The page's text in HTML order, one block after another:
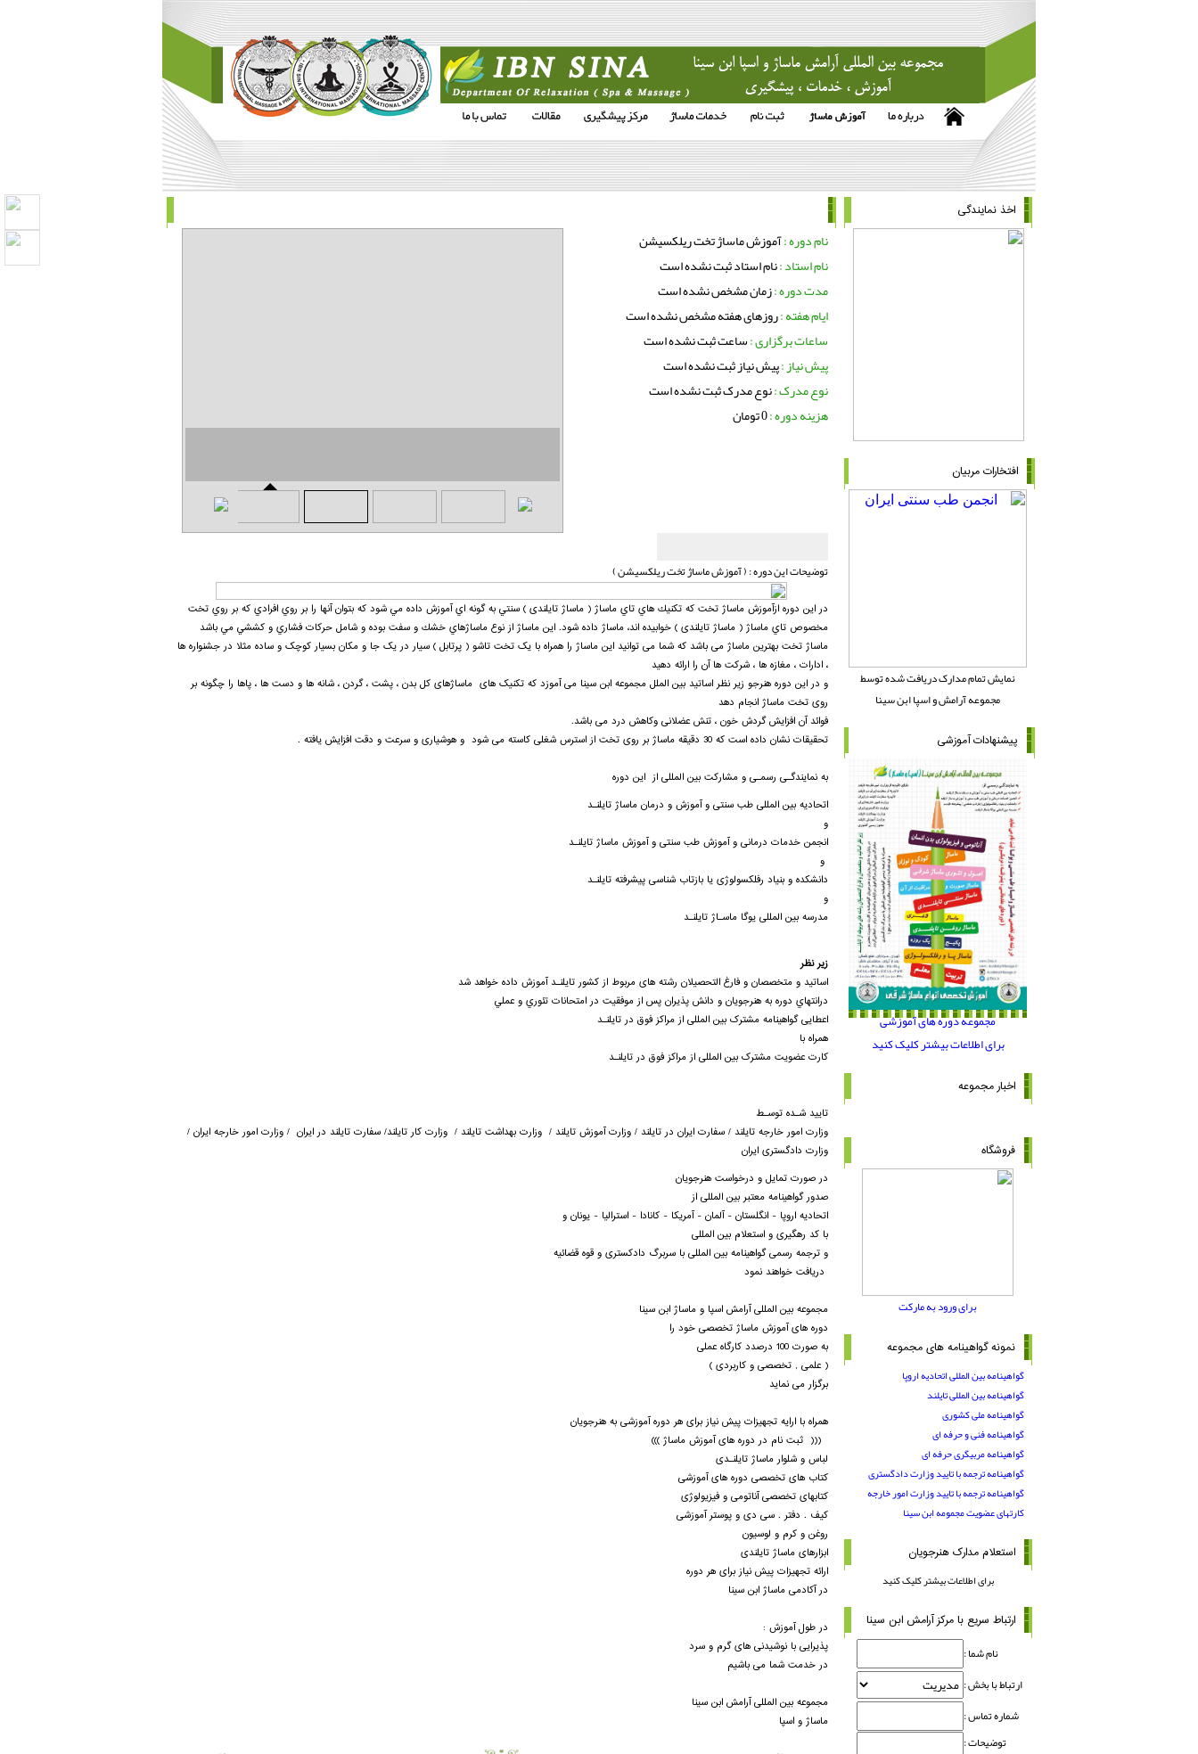
نام دوره :آموزش ماساژ تخت ریلکسیشن
نام استاد :نام استاد ثبت نشده است
مدت دوره :زمان مشخص نشده است
ایام هفته :روزهای هفته مشخص نشده است
ساعات برگزاری :ساعت ثبت نشده است
پیش نیاز :پیش نیاز ثبت نشده است
نوع مدرک :نوع مدرک ثبت نشده است
هزینه دوره :0 تومان
توضیحات این دوره : ( آموزش ماساژ تخت ریلکسیشن )
در اين دوره ازآموزش ماساژ تخت که تكنيك هاي تاي ماساژ ( ماساژ تایلندی ) سنتي به گونه اي آموزش داده مي شود كه بتوان آنها را بر روي افرادي كه بر روي تخت
مخصوص تاي ماساژ ( ماساژ تایلندی ) خوابیده اند، ماساژ داده شود. اين ماساژ از نوع ماساژهاي خشك و سفت بوده و شامل حركات فشاري و كششي مي باشد
ماساژ تخت بهترین ماساژ می باشد که شما می توانید این ماساژ را همراه با یک تخت تاشو ( پرتابل ) سیار در یک جا و مکان بسیار کوچک و ساده مثلا در جشنواره ها
، ادارات ، مغازه ها ، شرکت ها آن را ارائه دهید
و در این دوره هنرجو زیر نظر اساتید بین الملل مجموعه ابن سینا می آموزد که تکنیک های ماساژهای کل بدن ، پشت ، گردن ، شانه ها و دست ها ، پاها را چگونه بر
روی تخت ماساژ انجام دهد
فوائد آن افزایش گردش خون ، تنش عضلانی وکاهش درد می باشد.
تحقیقات نشان داده است که 30 دقیقه ماساژ بر روی تخت از استرس شغلی کاسته می شود و هوشیاری و سرعت و دقت افزایش یافته .
به نمایندگـی رسمـی و مشارکت بین المللی از این دوره
اتحادیه بین المللی طب سنتی و آموزش و درمان ماساژ تایلنـد
و
انجمن خدمات درمانی و آموزش طب سنتی و آموزش ماساژ تایلنـد
و
دانشکده و بنیاد رفلکسولوژی یا بازتاب شناسی پیشرفته تایلنـد
و
مدرسه بین المللی یوگا ماسـاژ تایلنـد
زیر نظر
اساتید و متخصصان و فارغ التحصیلان رشته های مربوط از کشور تایلنـد آموزش داده خواهد شد
درانتهاي دوره به هنرجويان و دانش پذیران پس از موفقيت در امتحانات تئوري و عملي
اعطایی گواهینامه مشترک بین المللی از مراکز فوق در تایلنـد
همراه با
کارت عضویت مشترک بین المللی از مراکز فوق در تایلنـد
تایید شـده توسـط
وزارت امور خارجه تایلند / سفارت ایران در تایلند / وزارت آموزش تایلند / وزارت بهداشت تایلند / وزارت کار تایلند/ سفارت تایلند در ایران / وزارت امور خارجه ایران /
وزارت دادگستری ایران
در صورت تمایل و درخواست هنرجویان
صدور گواهینامه معتبر بین المللی از
اتحادیه اروپا - انگلستان - آلمان - آمریکا - کانادا - استرالیا - یونان و
با کد رهگیری و استعلام بین المللی
و ترجمه رسمی گواهینامه بین المللی با سربرگ دادکستری و قوه قضائیه
دريافت خواهند نمود
مجموعه بین المللی آرامش اسپا و ماساژ ابن سینا
دوره های آموزش ماساژ تخصصی خود را
به صورت 100 درصدد کارگاه عملی
( علمی , تخصصی و کاربردی )
برگزار می نماید
همراه با ارایه تجهیزات پیش نیاز برای هر دوره آموزشی به هنرجویان
((( ثبت نام در دوره های آموزش ماساژ )))
لباس و شلوار ماساژ تایلنـدی
کتاب های تخصصی دوره های آموزشی
کتابهای تخصصی آناتومی و فیزیولوژی
کیف . دفتر . سی دی و پوستر آموزشی
روغن و کرم و لوسیون
ابزارهای ماساژ تایلندی
ارائه تجهیزات پیش نیاز برای هر دوره
در آکادمی ماساژ ابن سینا
در طول آموزش :
پذیرایی با نوشیدنی های گرم و سرد
در خدمت شما می باشیم
مجموعه بین المللی آرامش ابن سینا
ماساژ و اسپا
اخذ نمایندگی
افتخارات مربیان
نمایش تمام مدارک دریافت شده توسط
مجموعه آرامش و اسپا ابن سینا
پیشنهادات آموزشی
مجموعه دوره های آموزشی
برای اطلاعات بیشتر کلیک کنید
اخبار مجموعه
فروشگاه
برای ورود به مارکت
نمونه گواهینامه های مجموعه
گواهینامه بین المللی اتحادیه اروپا
گواهینامه بین المللی تایلند
گواهینامه ملی کشوری
گواهینامه فنی و حرفه ای
گواهینامه مربیگری حرفه ای
گواهینامه ترجمه با تایید وزارت دادگستری
گواهینامه ترجمه با تایید وزارت امور خارجه
کارتهای عضویت مجمومه ابن سینا
استعلام مدارک هنرجویان
برای اطلاعات بیشتر کلیک کنید
ارتباط سریع با مرکز آرامش ابن سینا
نام شما :
ارتباط با بخش :
شماره تماس :
توضیحات :